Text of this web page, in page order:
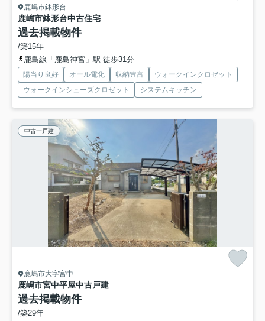
鹿嶋市鉢形台
鹿嶋市鉢形台中古住宅
過去掲載物件
/築15年
鹿島線「鹿島神宮」駅 徒歩31分
陽当り良好 オール電化 収納豊富
ウォークインクロゼット
ウォークインシューズクロゼット
システムキッチン
中古一戸建
鹿嶋市大字宮中
鹿嶋市宮中平屋中古戸建
過去掲載物件
/築29年